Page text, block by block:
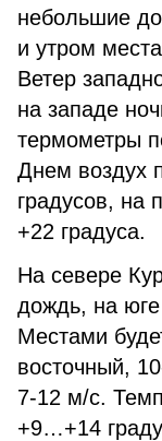
небольшие
и утром
Ветер
на западе
термометры
Днем воздух
градусов, на
+22 градуса.
На севере
дождь, на
Местами
восточный,
7-12 м/с.
+9…+14